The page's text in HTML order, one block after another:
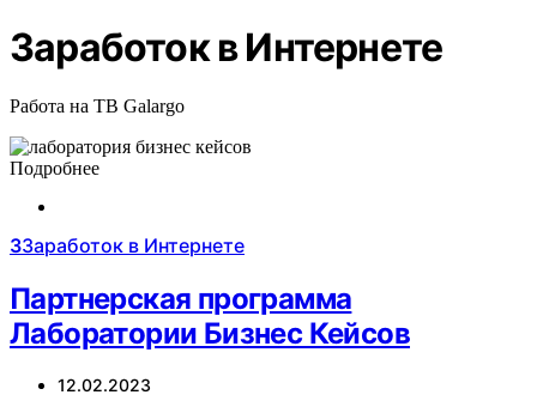
Заработок в Интернете
Работа на ТВ Galargo
Подробнее
ЗЗаработок в Интернете
Партнерская программа
Лаборатории Бизнес Кейсов
12.02.2023